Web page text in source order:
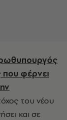
που φέρνει
του νέου
και σε